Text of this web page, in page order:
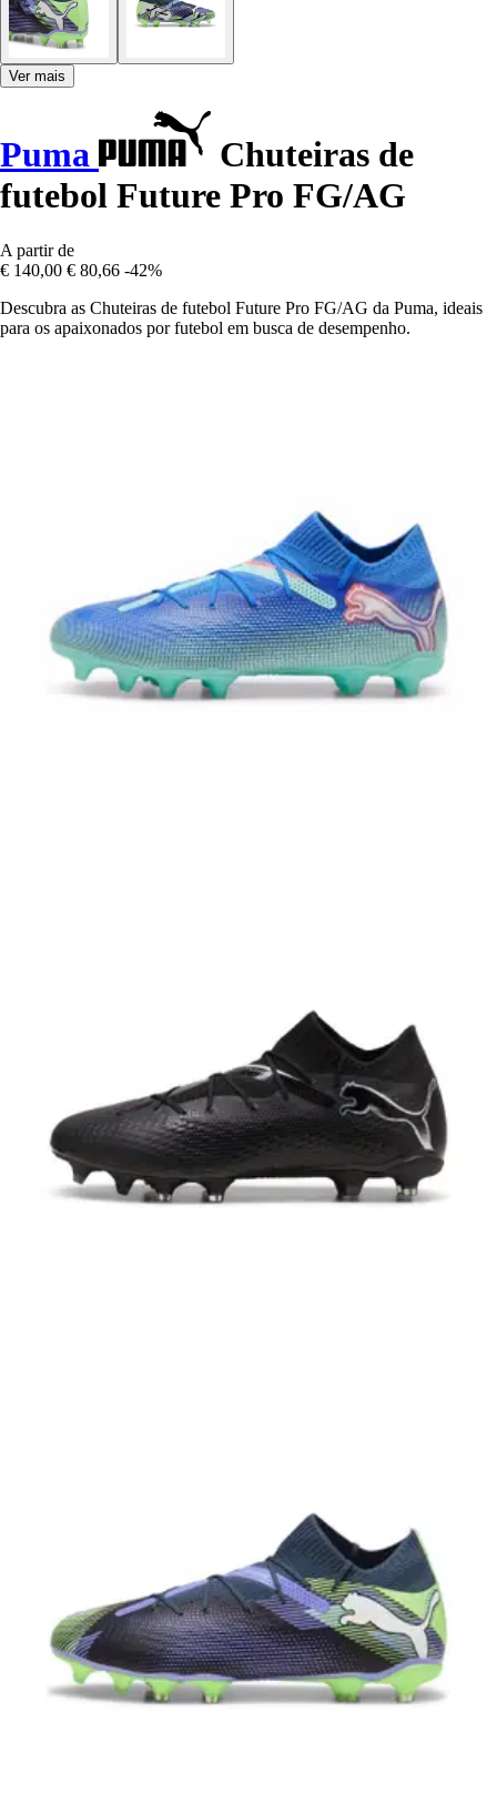
Ver mais
Puma
Chuteiras de
futebol Future Pro FG/AG
A partir de
€ 140,00 € 80,66 -42%
Descubra as Chuteiras de futebol Future Pro FG/AG da Puma, ideais
para os apaixonados por futebol em busca de desempenho.